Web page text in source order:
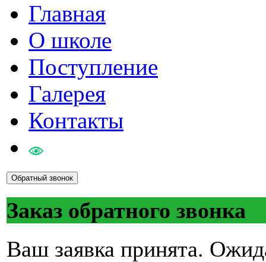
Главная
О школе
Поступление
Галерея
Контакты
Обратный звонок
Заказ обратного звонка
Ваш заявка принята.